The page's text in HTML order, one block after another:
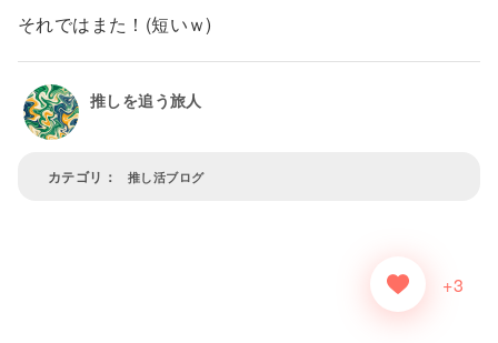
それではまた！(短いｗ)
推しを追う旅人
推し活ブログ
+3